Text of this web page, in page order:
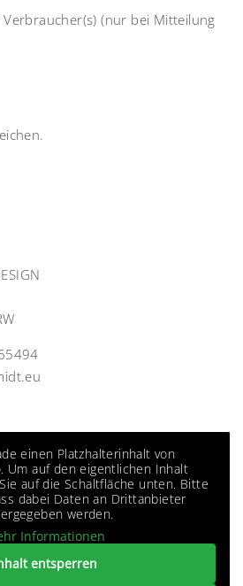
(nur bei Mitteilung
einen Platzhalterinhalt von
. Um auf den eigentlichen Inhalt
auf die Schaltfläche unten. Bitte
dabei Daten an Drittanbieter
werden.
Informationen
entsperren